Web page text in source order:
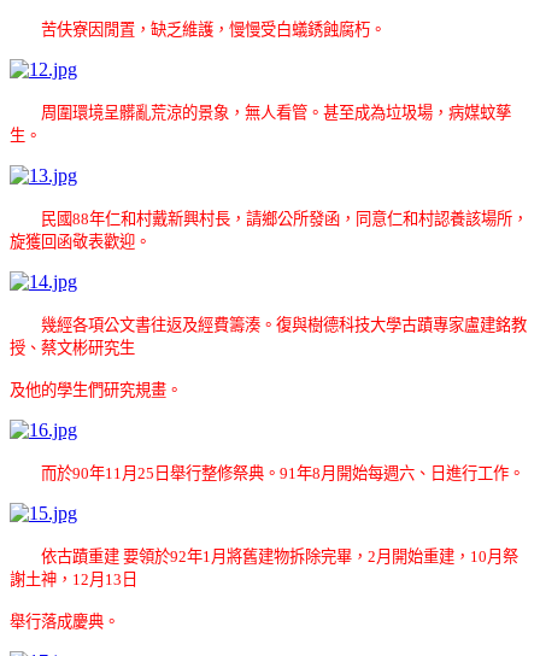
苦伕寮因閒置，缺乏維護，慢慢受白蟻銹蝕腐朽。
周圍環境呈髒亂荒涼的景象，無人看管。甚至成為垃圾場，病媒蚊孳
生。
民國88年仁和村戴新興村長，請鄉公所發函，同意仁和村認養該場所，
旋獲回函敬表歡迎。
幾經各項公文書往返及經費籌湊。復與樹德科技大學古蹟專家盧建銘教
授、蔡文彬研究生
及他的學生們研究規畫。
而於90年11月25日舉行整修祭典。91年8月開始每週六、日進行工作。
依古蹟重建 要領於92年1月將舊建物拆除完畢，2月開始重建，10月祭
謝土神，12月13日
舉行落成慶典。